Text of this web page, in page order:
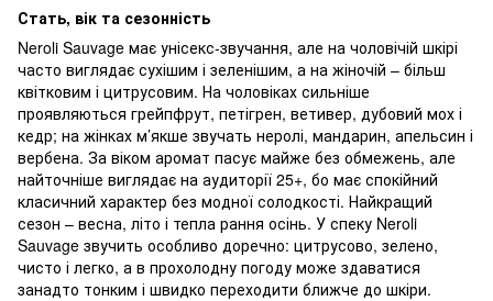
Стать, вік та сезонність
Neroli Sauvage має унісекс-звучання, але на чоловічій шкірі
часто виглядає сухішим і зеленішим, а на жіночій – більш
квітковим і цитрусовим. На чоловіках сильніше
проявляються грейпфрут, петігрен, ветивер, дубовий мох і
кедр; на жінках м’якше звучать неролі, мандарин, апельсин і
вербена. За віком аромат пасує майже без обмежень, але
найточніше виглядає на аудиторії 25+, бо має спокійний
класичний характер без модної солодкості. Найкращий
сезон – весна, літо і тепла рання осінь. У спеку Neroli
Sauvage звучить особливо доречно: цитрусово, зелено,
чисто і легко, а в прохолодну погоду може здаватися
занадто тонким і швидко переходити ближче до шкіри.